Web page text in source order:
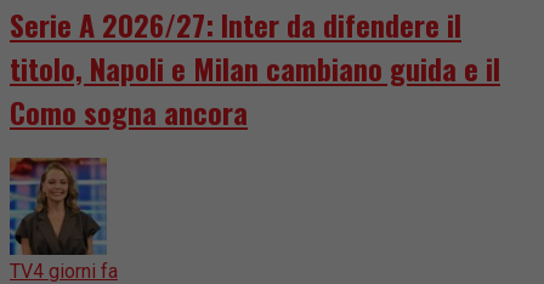
Serie A 2026/27: Inter da difendere il
titolo, Napoli e Milan cambiano guida e il
Como sogna ancora
TV4 giorni fa